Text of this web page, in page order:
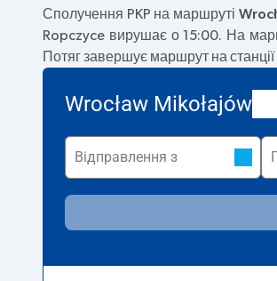
Сполучення PKP на маршруті
Ropczyce вирушає о 15:00. На
Потяг завершує маршрут на
Wrocław Mikołajów